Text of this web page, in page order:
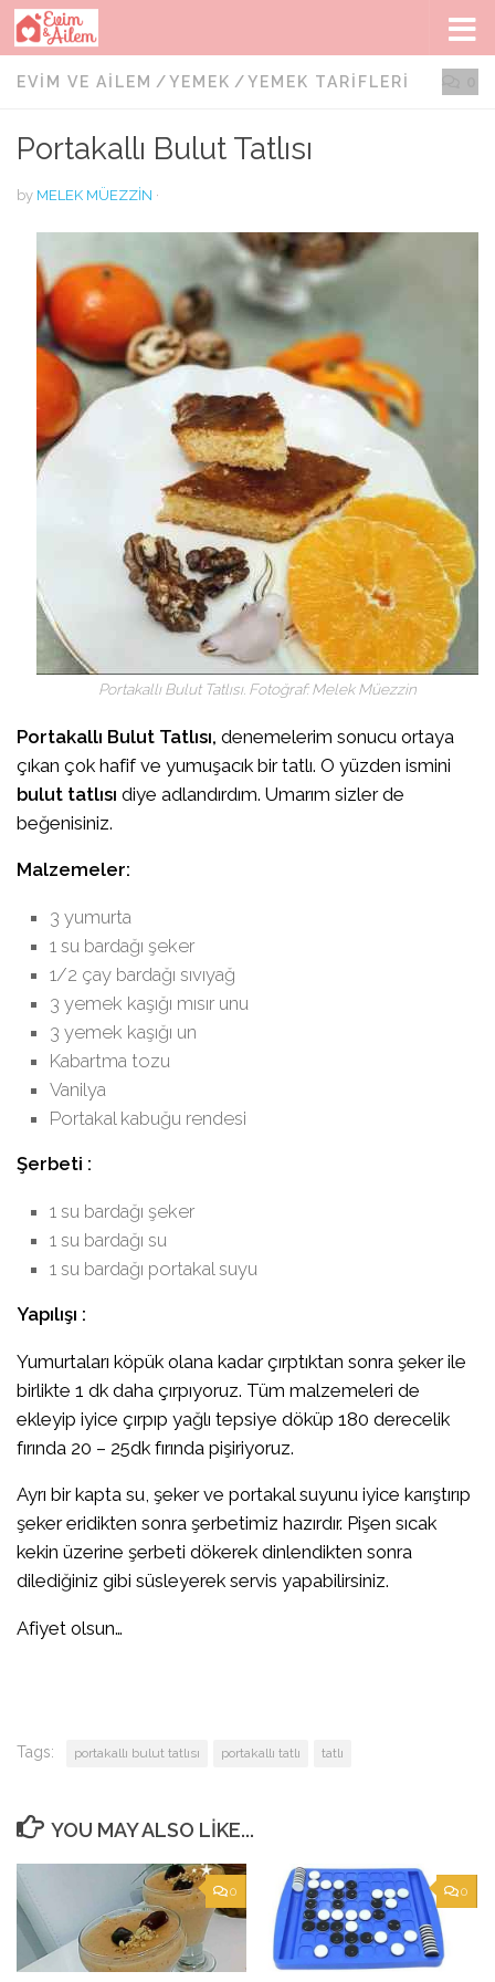
Skip to content
EVIM VE AILEM /YEMEK /YEMEK TARIFLERI
Portakallı Bulut Tatlısı
by MELEK MÜEZZIN ·
Portakallı Bulut Tatlısı. Fotoğraf: Melek Müezzin
Portakallı Bulut Tatlısı, denemelerim sonucu ortaya
çıkan çok hafif ve yumuşacık bir tatlı. O yüzden ismini
bulut tatlısı diye adlandırdım. Umarım sizler de
beğenisiniz.
Malzemeler:
3 yumurta
1 su bardağı şeker
1/2 çay bardağı sıvıyağ
3 yemek kaşığı mısır unu
3 yemek kaşığı un
Kabartma tozu
Vanilya
Portakal kabuğu rendesi
Şerbeti :
1 su bardağı şeker
1 su bardağı su
1 su bardağı portakal suyu
Yapılışı :
Yumurtaları köpük olana kadar çırptıktan sonra şeker ile
birlikte 1 dk daha çırpıyoruz. Tüm malzemeleri de
ekleyip iyice çırpıp yağlı tepsiye döküp 180 derecelik
fırında 20 – 25dk fırında pişiriyoruz.
Ayrı bir kapta su, şeker ve portakal suyunu iyice karıştırıp
şeker eridikten sonra şerbetimiz hazırdır. Pişen sıcak
kekin üzerine şerbeti dökerek dinlendikten sonra
dilediğiniz gibi süsleyerek servis yapabilirsiniz.
Afiyet olsun…
Tags: portakallı bulut tatlısı portakallı tatlı tatlı
YOU MAY ALSO LIKE...
0 0